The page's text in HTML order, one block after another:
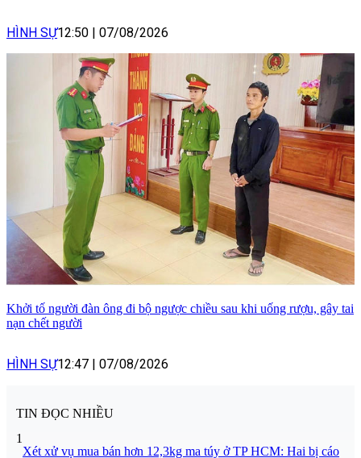
HÌNH SỰ12:50 07/08/2026
Khởi tố người đàn ông đi bộ ngược chiều sau khi uống rượu, gây tai
nạn chết người
HÌNH SỰ12:47 07/08/2026
TIN ĐỌC NHIỀU
1
Xét xử vụ mua bán hơn 12,3kg ma túy ở TP HCM: Hai bị cáo